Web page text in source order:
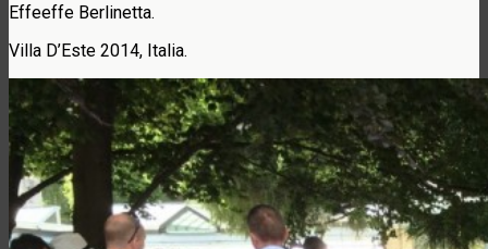
Effeeffe Berlinetta.
Villa D’Este 2014, Italia.